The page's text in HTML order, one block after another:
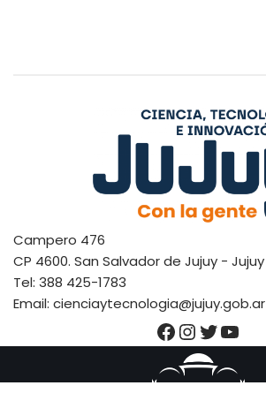
Campero 476
CP 4600. San Salvador de Jujuy - Jujuy
Tel: 388 425-1783
Email: cienciaytecnologia@jujuy.gob.ar